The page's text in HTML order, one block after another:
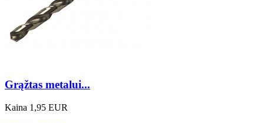
Grąžtas metalui...
Kaina 1,95 EUR